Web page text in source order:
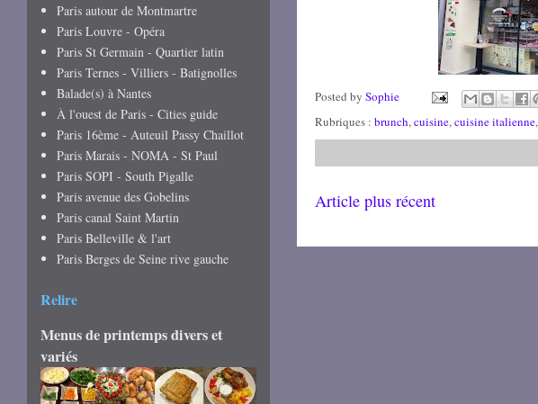
Posted by Sophie
Rubriques : brunch, cuisine, cuisine italienne,
Article plus récent
Paris autour de Montmartre
Paris Louvre - Opéra
Paris St Germain - Quartier latin
Paris Ternes - Villiers - Batignolles
Balade(s) à Nantes
À l'ouest de Paris - Cities guide
Paris 16ème - Auteuil Passy Chaillot
Paris Marais - NOMA - St Paul
Paris SOPI - South Pigalle
Paris avenue des Gobelins
Paris canal Saint Martin
Paris Belleville & l'art
Paris Berges de Seine rive gauche
Relire
Menus de printemps divers et
variés